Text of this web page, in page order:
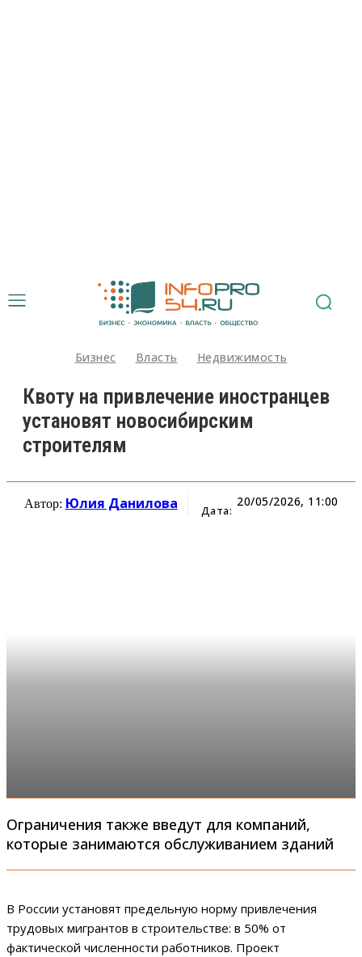
Бизнес Власть Недвижимость
Квоту на привлечение иностранцев
установят новосибирским
строителям
Автор: Юлия Данилова Дата:
20/05/2026, 11:00
Ограничения также введут для компаний,
которые занимаются обслуживанием зданий
В России установят предельную норму привлечения
трудовых мигрантов в строительстве: в 50% от
фактической численности работников. Проект